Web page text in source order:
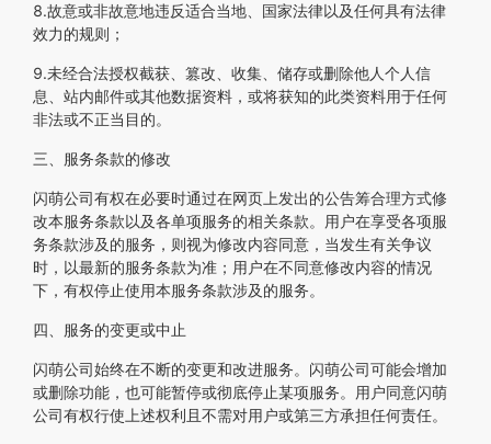
8.故意或非故意地违反适合当地、国家法律以及任何具有法律
效力的规则；
9.未经合法授权截获、篡改、收集、储存或删除他人个人信
息、站内邮件或其他数据资料，或将获知的此类资料用于任何
非法或不正当目的。
三、服务条款的修改
闪萌公司有权在必要时通过在网页上发出的公告筹合理方式修
改本服务条款以及各单项服务的相关条款。用户在享受各项服
务条款涉及的服务，则视为修改内容同意，当发生有关争议
时，以最新的服务条款为准；用户在不同意修改内容的情况
下，有权停止使用本服务条款涉及的服务。
四、服务的变更或中止
闪萌公司始终在不断的变更和改进服务。闪萌公司可能会增加
或删除功能，也可能暂停或彻底停止某项服务。用户同意闪萌
公司有权行使上述权利且不需对用户或第三方承担任何责任。